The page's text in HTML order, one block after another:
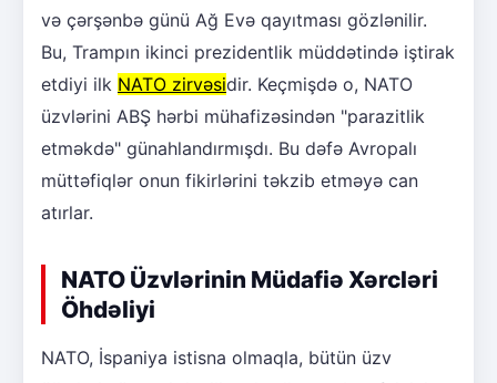
və çərşənbə günü Ağ Evə qayıtması gözlənilir.
Bu, Trampın ikinci prezidentlik müddətində iştirak
etdiyi ilk NATO zirvəsidir. Keçmişdə o, NATO
üzvlərini ABŞ hərbi mühafizəsindən "parazitlik
etməkdə" günahlandırmışdı. Bu dəfə Avropalı
müttəfiqlər onun fikirlərini təkzib etməyə can
atırlar.
NATO Üzvlərinin Müdafiə Xərcləri
Öhdəliyi
NATO, İspaniya istisna olmaqla, bütün üzv